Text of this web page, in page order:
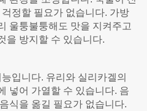
정할 필요가 없습니다. 가방
울퉁불퉁해도 맛을 지켜주고
을 방지할 수 있습니다.
입니다. 유리와 실리카겔의
넣어 가열할 수 있습니다. 음
식을 옮길 필요가 없습니다.